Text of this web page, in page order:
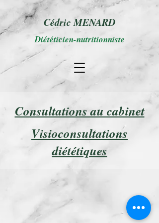
Cédric MENARD
Diététicien-nutritionniste
Consultations au cabinet
Visioconsultations
diététiques